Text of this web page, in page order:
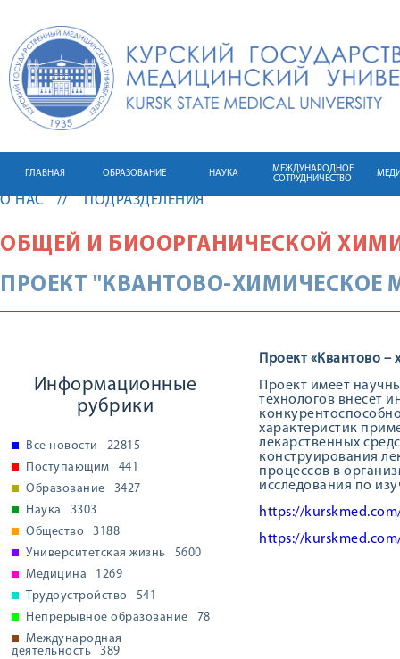
ГЛАВНАЯ ОБРАЗОВАНИЕ НАУКА
МЕЖДУНАРОДНОЕ
СОТРУДНИЧЕСТВО
О НАС ПОДРАЗДЕЛЕНИЯ
ОБЩЕЙ И БИООРГАНИЧЕСКОЙ
ПРОЕКТ "КВАНТОВО-ХИМИЧЕСКОЕ
Информационные
рубрики
Все новости
22815
Поступающим
441
Образование
3427
Наука
3303
Общество
3188
Университетская жизнь
5600
Медицина
1269
Трудоустройство
541
Непрерывное образование
78
Международная
деятельность
389
Проект «Квантово –
Проект имеет
технологов внесет
характеристик
лекарственных
конструирования
процессов в
исследования по
https://
https://